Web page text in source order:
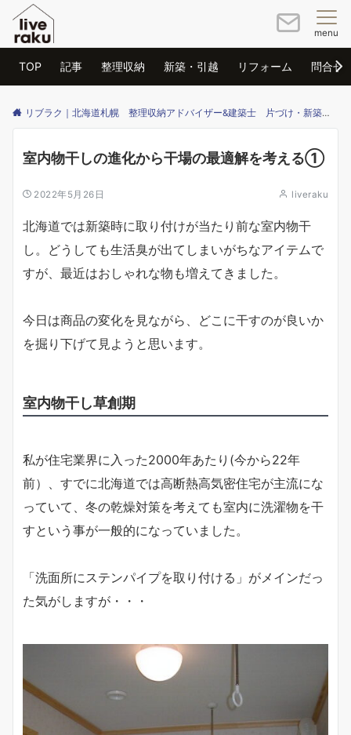
menu
TOP 記事 整理収納 新築・引越 リフォーム 問合せ
リブラク｜北海道札幌 整理収納アドバイザー&建築士 片づけ・新築・リフォームのご相談はリブラクまで
室内物干しの進化から干場の最適解を考える①
2022年5月26日 liveraku
北海道では新築時に取り付けが当たり前な室内物干
し。どうしても生活臭が出てしまいがちなアイテムで
すが、最近はおしゃれな物も増えてきました。
今日は商品の変化を見ながら、どこに干すのが良いか
を掘り下げて見ようと思います。
室内物干し草創期
私が住宅業界に入った2000年あたり(今から22年
前）、すでに北海道では高断熱高気密住宅が主流にな
っていて、冬の乾燥対策を考えても室内に洗濯物を干
すという事が一般的になっていました。
「洗面所にステンパイプを取り付ける」がメインだっ
た気がしますが・・・